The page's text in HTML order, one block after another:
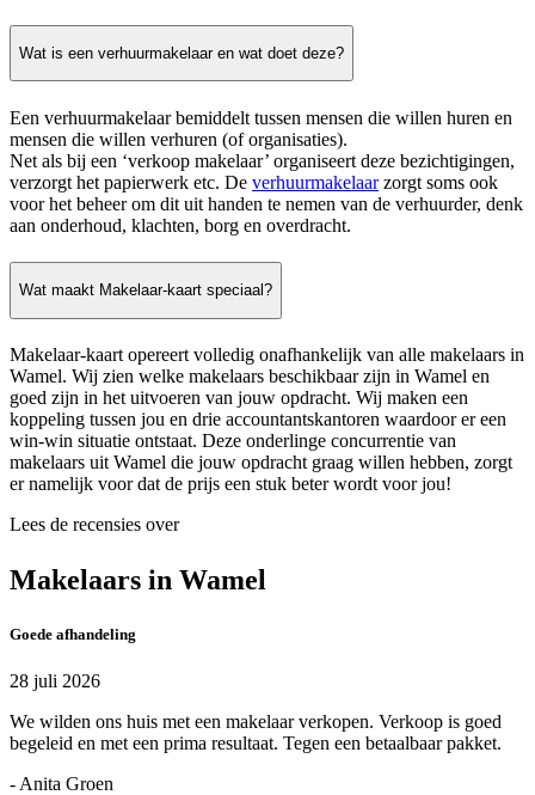
Wat is een verhuurmakelaar en wat doet deze?
Een verhuurmakelaar bemiddelt tussen mensen die willen huren en
mensen die willen verhuren (of organisaties).
Net als bij een ‘verkoop makelaar’ organiseert deze bezichtigingen,
verzorgt het papierwerk etc. De verhuurmakelaarzorgt soms ook
voor het beheer om dit uit handen te nemen van de verhuurder, denk
aan onderhoud, klachten, borg en overdracht.
Wat maakt Makelaar-kaart speciaal?
Makelaar-kaart opereert volledig onafhankelijk van alle makelaars in
Wamel. Wij zien welke makelaars beschikbaar zijn in Wamel en
goed zijn in het uitvoeren van jouw opdracht. Wij maken een
koppeling tussen jou en drie accountantskantoren waardoor er een
win-win situatie ontstaat. Deze onderlinge concurrentie van
makelaars uit Wamel die jouw opdracht graag willen hebben, zorgt
er namelijk voor dat de prijs een stuk beter wordt voor jou!
Lees de recensies over
Makelaars in Wamel
Goede afhandeling
28 juli 2026
We wilden ons huis met een makelaar verkopen. Verkoop is goed
begeleid en met een prima resultaat. Tegen een betaalbaar pakket.
- Anita Groen